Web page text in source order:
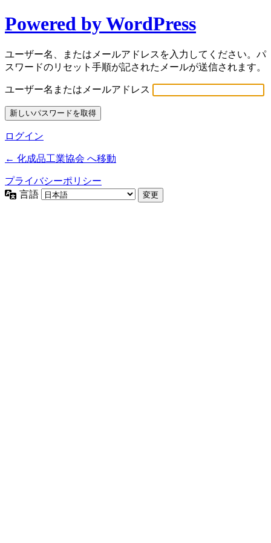
Powered by WordPress
ユーザー名、またはメールアドレスを入力してください。パ
スワードのリセット手順が記されたメールが送信されます。
ユーザー名またはメールアドレス
ログイン
← 化成品工業協会 へ移動
プライバシーポリシー
言語